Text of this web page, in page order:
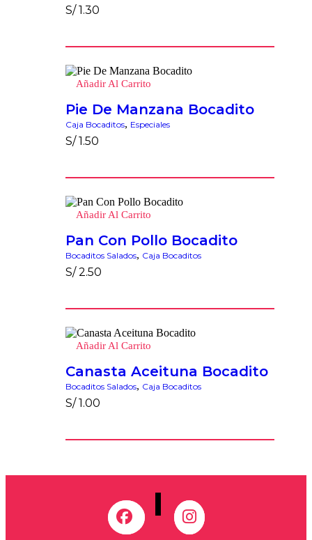
S/1.30
Añadir Al Carrito
Pie De Manzana Bocadito
Caja Bocaditos, Especiales
S/1.50
Añadir Al Carrito
Pan Con Pollo Bocadito
Bocaditos Salados, Caja Bocaditos
S/2.50
Añadir Al Carrito
Canasta Aceituna Bocadito
Bocaditos Salados, Caja Bocaditos
S/1.00